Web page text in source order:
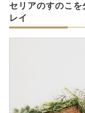
セリアのすのこ
レイ